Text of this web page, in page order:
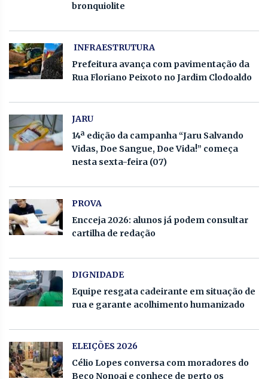
bronquiolite
INFRAESTRUTURA
Prefeitura avança com pavimentação da
Rua Floriano Peixoto no Jardim Clodoaldo
JARU
14ª edição da campanha “Jaru Salvando
Vidas, Doe Sangue, Doe Vida!” começa
nesta sexta-feira (07)
PROVA
Encceja 2026: alunos já podem consultar
cartilha de redação
DIGNIDADE
Equipe resgata cadeirante em situação de
rua e garante acolhimento humanizado
ELEIÇÕES 2026
Célio Lopes conversa com moradores do
Beco Nonoai e conhece de perto os